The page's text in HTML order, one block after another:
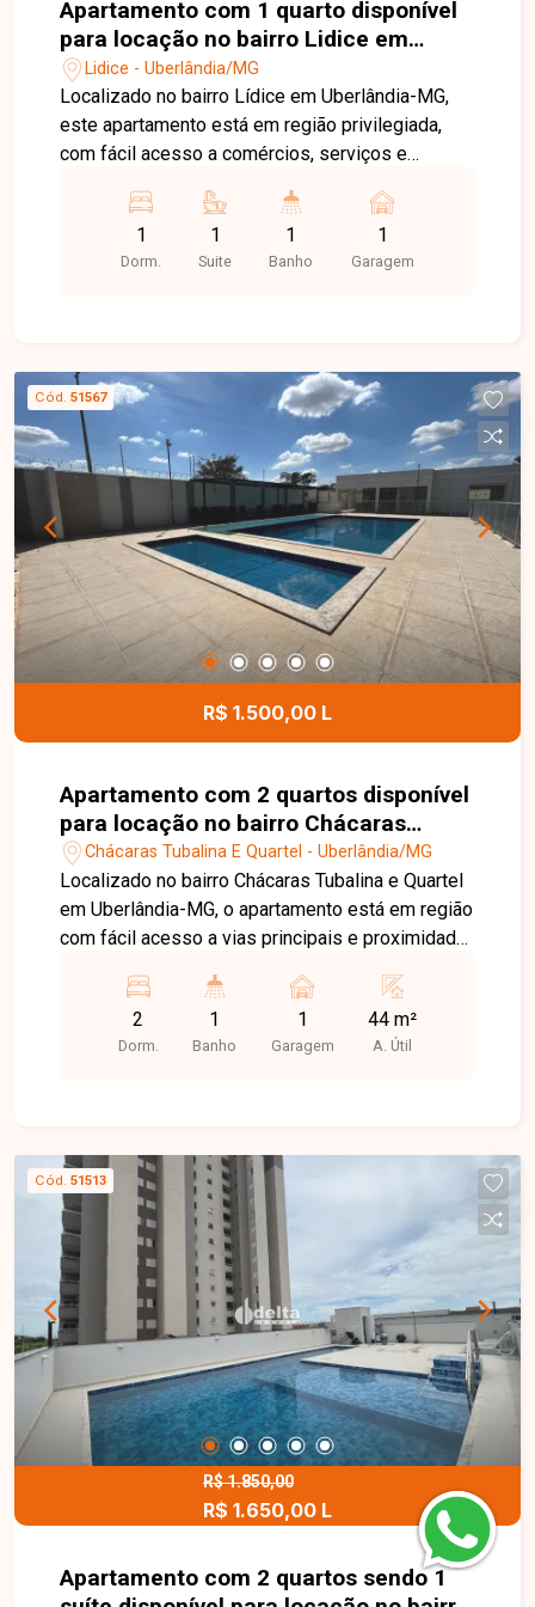
Apartamento com 1 quarto disponível
para locação no bairro Lidice em
Uberlândia-MG
Lidice - Uberlândia/MG
Localizado no bairro Lídice em Uberlândia-MG,
este apartamento está em região privilegiada,
com fácil acesso a comércios, serviços e
praticidade no dia a dia. O imóvel conta com sala
ampla, 1 quarto com armário, banheiro social e
cozinha com armários, oferecendo conforto e
Delta Imóveis e agende sua visita para conhecer
essa oportunidade.
1
Dorm.
1
Suite
1
Banho
1
Garagem
Cód. 51567
R$ 1.500,00 L
Apartamento com 2 quartos disponível
para locação no bairro Chácaras
Tubalina E Quartel em Uberlândia-MG
Chácaras Tubalina E Quartel - Uberlândia/MG
Localizado no bairro Chácaras Tubalina e Quartel
em Uberlândia-MG, o apartamento está em região
com fácil acesso a vias principais e proximidade
praticidade no dia a dia. O imóvel é composto por
sala em 2 ambientes conjugada com cozinha,
área de serviço com tanque, banheiro social com
área gourmet com churrasqueira, além de água e
gás canalizado já inclusos no condomínio.
Observação: valor do condomínio incluso no
aluguel. Entre em contato com a equipe da Delta
Imóveis e agende sua visita para conhecer essa
oportunidade.
2
Dorm.
1
Banho
1
Garagem
44 m²
A. Útil
Cód. 51513
R$ 1.850,00
R$ 1.650,00 L
Apartamento com 2 quartos sendo 1